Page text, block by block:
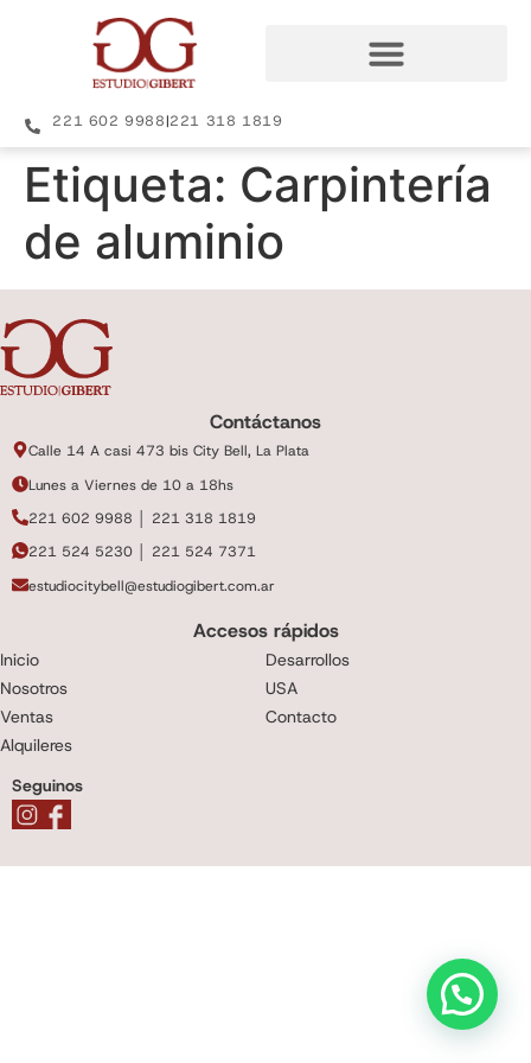
221 602 9988|221 318 1819
Etiqueta: Carpintería
de aluminio
Contáctanos
Calle 14 A casi 473 bis City Bell, La Plata
Lunes a Viernes de 10 a 18hs
221 602 9988 │ 221 318 1819
221 524 5230 │ 221 524 7371
estudiocitybell@estudiogibert.com.ar
Accesos rápidos
Inicio
Nosotros
Ventas
Alquileres
Desarrollos
USA
Contacto
Seguinos